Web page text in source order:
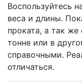
Воспользуйтесь
веса и длины.
проката, а так
тонне или в
справочными.
отличаться.